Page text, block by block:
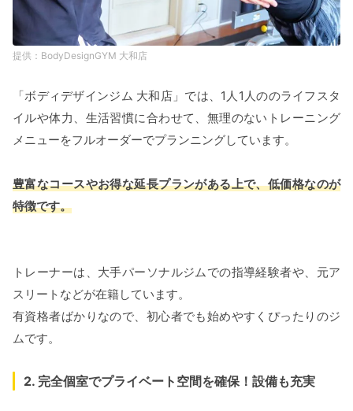
BodyDesignGYM 大和店
「ボディデザインジム 大和店」では、1人1人ののライフスタ
イルや体力、生活習慣に合わせて、無理のないトレーニング
メニューをフルオーダーでプランニングしています。
豊富なコースやお得な延長プランがある上で、低価格なのが
特徴です。
トレーナーは、大手パーソナルジムでの指導経験者や、元ア
スリートなどが在籍しています。
有資格者ばかりなので、初心者でも始めやすくぴったりのジ
ムです。
2. 完全個室でプライベート空間を確保！設備も充実